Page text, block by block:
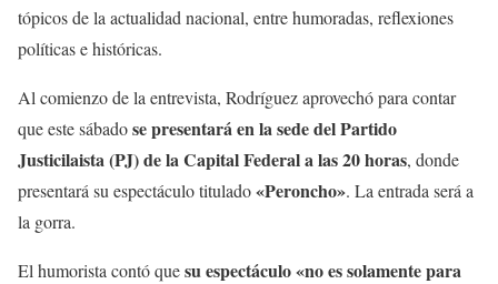
tópicos de la actualidad nacional, entre humoradas, reflexiones
políticas e históricas.
Al comienzo de la entrevista, Rodríguez aprovechó para contar
que este sábadose presentará en la sede del Partido
Justicilaista (PJ) de la Capital Federal a las 20 horas, donde
presentará su espectáculo titulado«Peroncho». La entrada será a
la gorra.
El humorista contó quesu espectáculo «no es solamente para